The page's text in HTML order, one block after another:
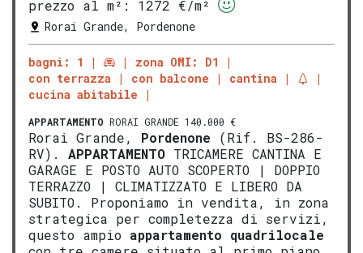
prezzo al m²:
1272 €/m²
Rorai Grande, Pordenone
bagni: 1
zona OMI: D1
con terrazza
con balcone
cantina
cucina abitabile
APPARTAMENTO RORAI GRANDE 140.000 €
Rorai Grande, Pordenone (Rif. BS-286-
RV). APPARTAMENTO TRICAMERE CANTINA E
GARAGE E POSTO AUTO SCOPERTO | DOPPIO
TERRAZZO | CLIMATIZZATO E LIBERO DA
SUBITO. Proponiamo in vendita, in zona
strategica per completezza di servizi,
questo ampio appartamento quadrilocale